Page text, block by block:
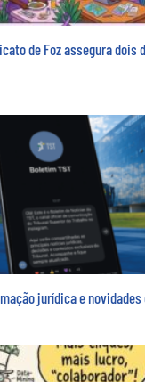
de Foz assegura dois
jurídica e novidades